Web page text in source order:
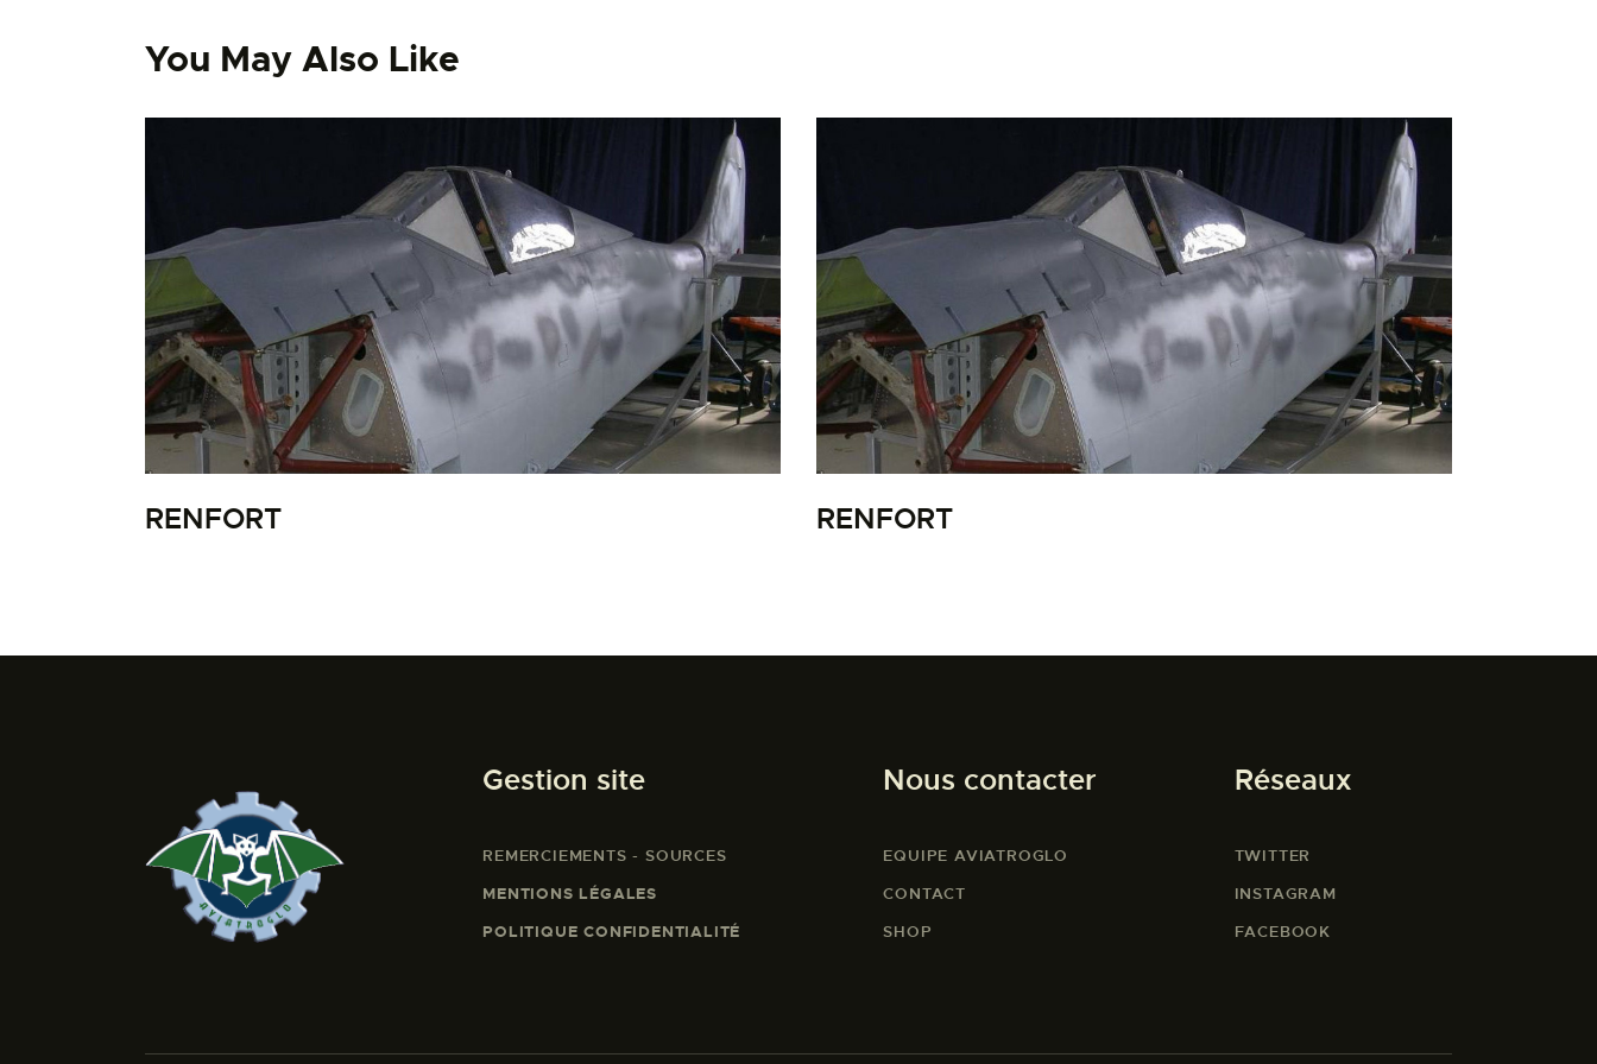
You May Also Like
RENFORT RENFORT
Gestion site
REMERCIEMENTS - SOURCES
MENTIONS LÉGALES
POLITIQUE CONFIDENTIALITÉ
Nous contacter
EQUIPE AVIATROGLO
CONTACT
SHOP
Réseaux
TWITTER
INSTAGRAM
FACEBOOK